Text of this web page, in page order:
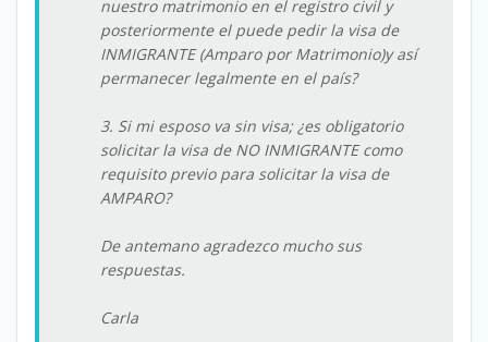
nuestro matrimonio en el registro civil y
posteriormente el puede pedir la visa de
INMIGRANTE (Amparo por Matrimonio)y así
permanecer legalmente en el país?
3. Si mi esposo va sin visa; ¿es obligatorio
solicitar la visa de NO INMIGRANTE como
requisito previo para solicitar la visa de
AMPARO?
De antemano agradezco mucho sus
respuestas.
Carla